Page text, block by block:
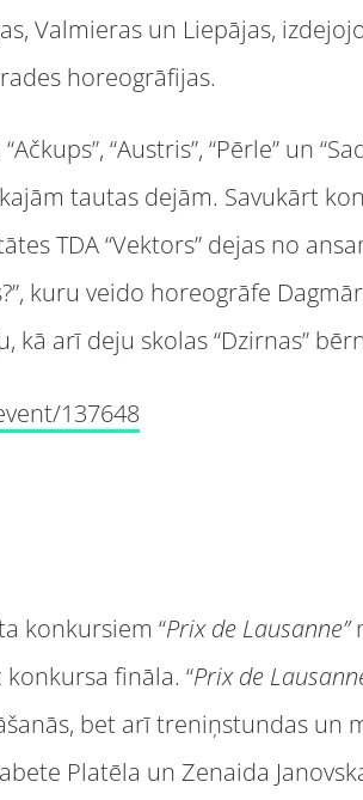
Valmieras un Liepājas,
horeogrāfijas.
“Austris”, “Pērle” un
tautas dejām. Savukārt
TDA “Vektors” dejas no
kuru veido horeogrāfe
kā arī deju skolas “Dzirnas”
137648
konkursiem “Prix de Lausanne”
fināla. “Prix de
bet arī treniņstundas un
Platēla un Zenaida